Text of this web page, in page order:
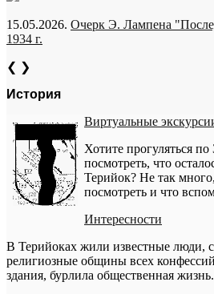
15.05.2026. Очерк Э. Лампена
1934 г.
❮ ❯
История
Виртуальные
Хотите прогуляться по
посмотреть, что
Терийок? Не так
посмотреть и что
Интересности
В Терийоках жили известные люди,
религиозные общины всех
здания, бурлила общественная жизнь.